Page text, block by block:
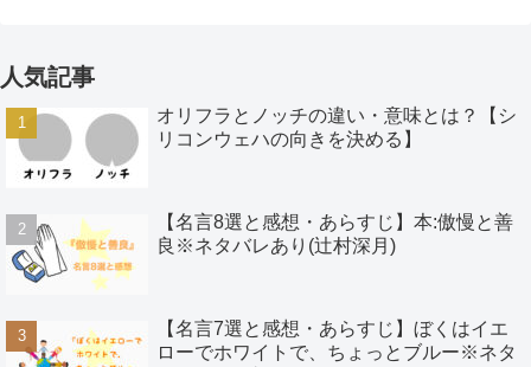
人気記事
オリフラとノッチの違い・意味とは？【シ
リコンウェハの向きを決める】
【名言8選と感想・あらすじ】本:傲慢と善
良※ネタバレあり(辻村深月)
【名言7選と感想・あらすじ】ぼくはイエ
ローでホワイトで、ちょっとブルー※ネタ